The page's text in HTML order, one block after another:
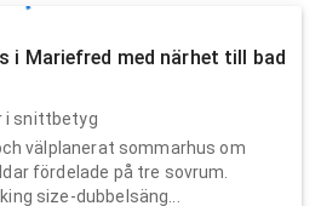
i Mariefred med närhet till bad
i snittbetyg
välplanerat sommarhus om
fördelade på tre sovrum.
size-dubbelsäng...